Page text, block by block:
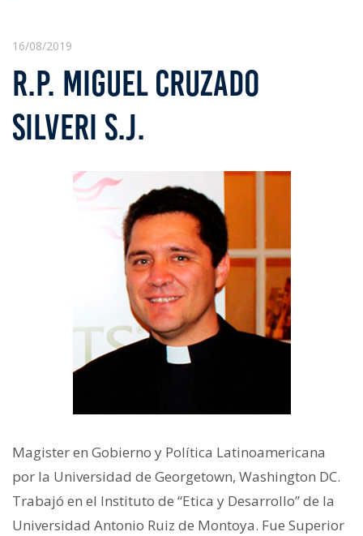
16/08/2019
R.P. MIGUEL CRUZADO
SILVERI S.J.
Magister en Gobierno y Política Latinoamericana
por la Universidad de Georgetown, Washington DC.
Trabajó en el Instituto de “Etica y Desarrollo” de la
Universidad Antonio Ruiz de Montoya. Fue Superior